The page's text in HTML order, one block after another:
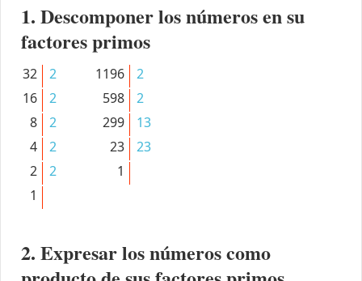
1. Descomponer los números en su
factores primos
32
2
16
2
8
2
4
2
2
2
1
1196
2
598
2
299
13
23
23
1
2. Expresar los números como